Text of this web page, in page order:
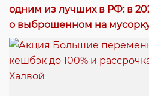
одним из лучших в РФ: в
о выброшенном на